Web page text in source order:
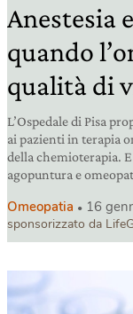
Anestesia
quando
qualità di
L’Ospedale di Pisa
ai pazienti in terapia
della chemioterapia. E
agopuntura e
Omeopatia 16
sponsorizzato da